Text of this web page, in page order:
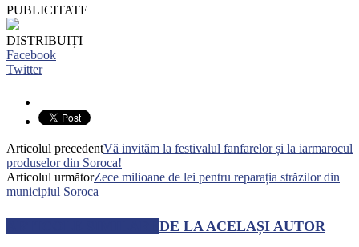
PUBLICITATE
DISTRIBUIȚI
Facebook
Twitter
Articolul precedentVă invităm la festivalul fanfarelor și la iarmarocul
produselor din Soroca!
Articolul următorZece milioane de lei pentru reparația străzilor din
municipiul Soroca
DE LA ACELAȘI AUTOR